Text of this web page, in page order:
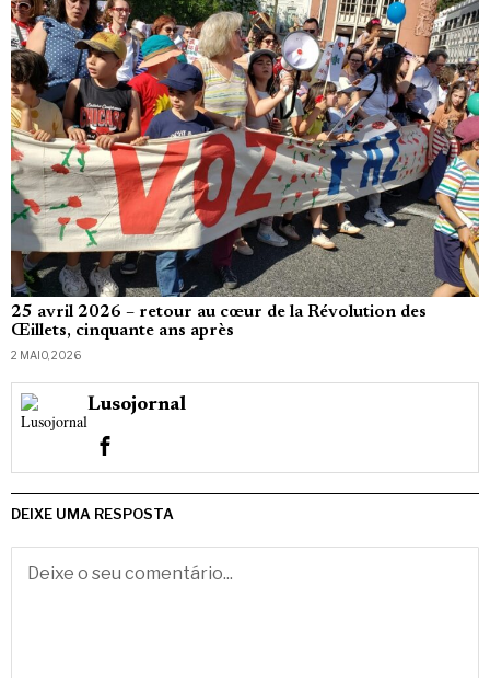
25 avril 2026 – retour au cœur de la Révolution des
Œillets, cinquante ans après
2 MAIO, 2026
Lusojornal
DEIXE UMA RESPOSTA